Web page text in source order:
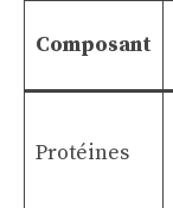
Composant
Protéines